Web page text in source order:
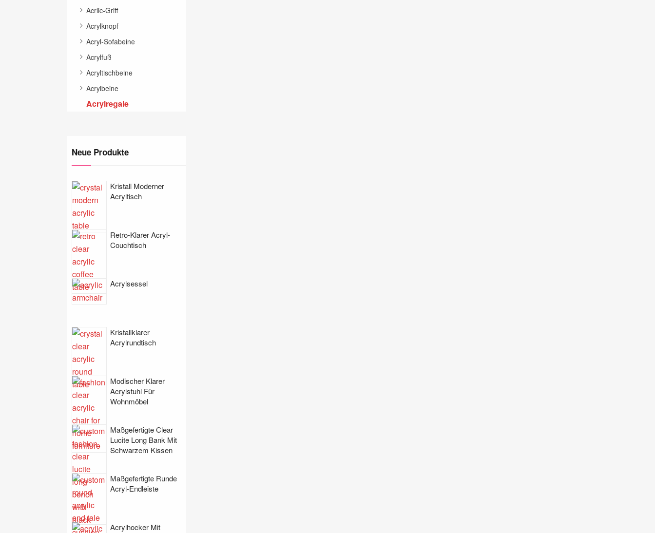
Acrlic-Griff
Acrylknopf
Acryl-Sofabeine
Acrylfuß
Acryltischbeine
Acrylbeine
Acrylregale
Neue Produkte
Kristall Moderner
Acryltisch
Retro-Klarer Acryl-
Couchtisch
Acrylsessel
Kristallklarer
Acrylrundtisch
Modischer Klarer
Acrylstuhl Für
Wohnmöbel
Maßgefertigte Clear
Lucite Long Bank Mit
Schwarzem Kissen
Maßgefertigte Runde
Acryl-Endleiste
Acrylhocker Mit